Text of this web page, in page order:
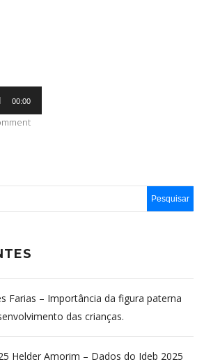
00:00
Farias – Importância da figura paterna
das crianças.
Helder Amorim – Dados do Ideb 2025